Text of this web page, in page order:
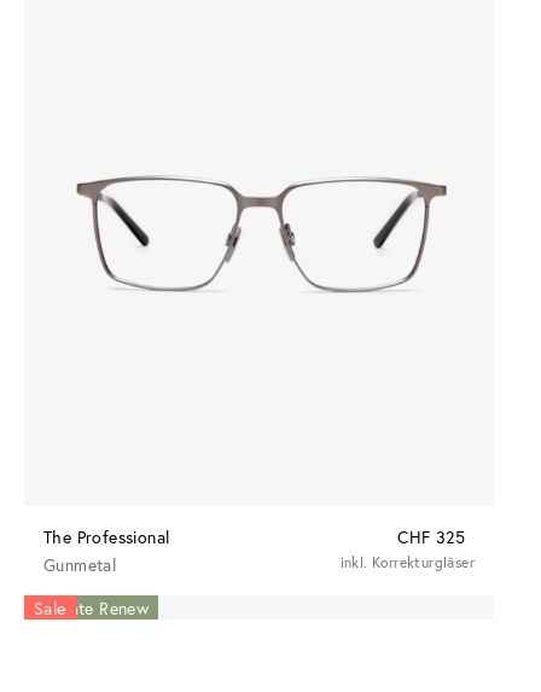
The Professional
CHF 325
Gunmetal
inkl. Korrekturgläser
Acetate Renew
Sale